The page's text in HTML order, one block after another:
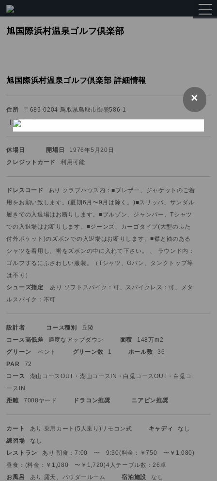
×
旭国際浜村温泉ゴルフ倶楽部
旭国際浜村温泉ゴルフ倶楽部 詳細情報
住所
〒689-0204 鳥取県鳥取市御熊586-1
［地図を見る
休場日 開場日
1976年5月20日
クレジットカード
利用可能
ドレスコード
あり クラブハウス内：■ブレザー、ジャケットのご着
用をお願い致します。(夏期6月〜9月は除く。)■スリッパ、サンダル
履きでの入退場はお断りします。 ■ブルゾン、ジャンパー、Tシャツ
での入退場はお断りします。 ■ジーンズ、カーゴタイプ(大型のふた
付外ポケット)のズボンでの入退場はお断りします。■襟と袖のある
シャツを着用し、裾をズボンの中に入れて下さい。 、 ラウンド内：
ゴルフするにふさわしい服装。（Tシャツ、Gパン、タンクトップ等
は不可）
シューズ指定
あり ソフトスパイク：可、スパイクレス：可、メタ
ルスパイク：不可
設計者 コース種別
丘陵
コース高低差
適度なアップダウン 面積
148万m2
グリーン
ベント グリーン数 1 ホール数
36
PAR
72
コース
湖山コースOUT・湖山コースIN・白兎コースOUT・白兎コ
ースIN
距離
7008ヤード ドラコン推奨 ニアピン推奨
カート あり 乗用カート(5人乗り) リモコン式 キャディ
なし
練習場
なし
レストラン
あり 朝食：7:00 〜 9:30(料金：￥750 〜￥1,080)
昼食：(料金：￥1,080 〜￥1,720)4人テーブル数：26卓
お風呂
あり 露天、パウダールーム 宿泊施設
なし